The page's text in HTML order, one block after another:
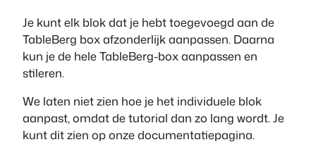
Je kunt elk blok dat je hebt toegevoegd aan de
TableBerg box afzonderlijk aanpassen. Daarna
kun je de hele TableBerg-box aanpassen en
stileren.
We laten niet zien hoe je het individuele blok
aanpast, omdat de tutorial dan zo lang wordt. Je
kunt dit zien op onze documentatiepagina.